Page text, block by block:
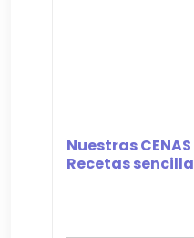
Nuestras CENAS
Recetas